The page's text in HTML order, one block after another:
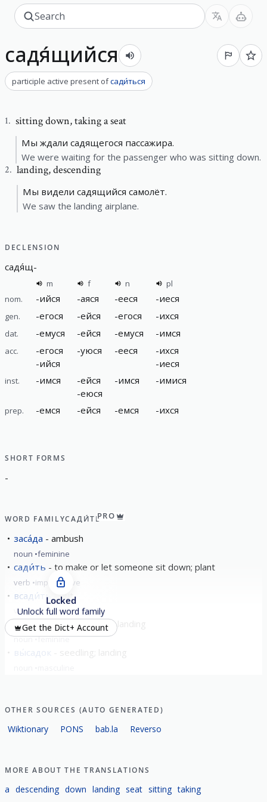
садя́щийся
participle active present ofсади́ться
1. sitting down,taking a seat
Мы ждали садящегося пассажира.
We were waiting for the passenger who was sitting down.
2. landing,descending
Мы видели садящийся самолёт.
We saw the landing airplane.
DECLENSION
садя́щ-
m f n
pl
nom.
-ийся -аяся -ееся -иеся
gen. -егося -ейся -егося -ихся
dat. -емуся -ейся -емуся -имся
acc. -егося
-ийся
-уюся -ееся -ихся
-иеся
inst. -имся -ейся
-еюся
-имся -имися
prep. -емся -ейся -емся -ихся
SHORT FORMS
-
WORD FAMILYСАДИ́ТЬPRO
заса́да ambush
noun feminine
сади́ть to make or let someone sit down; plant
verb imperfective
всади́ть put
verb perfective
вы́садка planting (out); landing
noun feminine
вы́садок
Locked
Unlock full word family
Get the Dict+ Account
OTHER SOURCES (AUTO GENERATED)
Wiktionary PONS bab.la Reverso
MORE ABOUT THE TRANSLATIONS
a descending down landing seat sitting taking